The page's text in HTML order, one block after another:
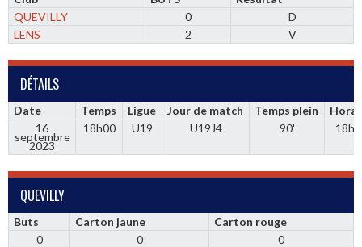
QUEVILLY
0
D
LENS
2 V
DÉTAILS
Date Temps Ligue Jour de match Temps plein
16
septembre
2023
18h00 U19 U19J4 90'
QUEVILLY
Buts Carton jaune
Carton rouge
0
0 0